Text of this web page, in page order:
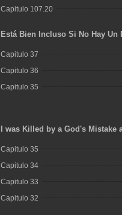
Capitulo 107.20
Está Bien Incluso Si No Hay Un
Capitulo 37
Capitulo 36
Capitulo 35
I was Killed by a God's Mistake
World
Capitulo 35
Capitulo 34
Capitulo 33
Capitulo 32